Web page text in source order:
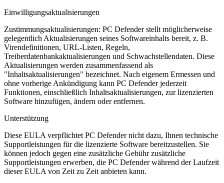
Einwilligungsaktualisierungen
Zustimmungsaktualisierungen: PC Defender stellt möglicherweise
gelegentlich Aktualisierungen seines Softwareinhalts bereit, z. B.
Virendefinitionen, URL-Listen, Regeln,
Treiberdatenbankaktualisierungen und Schwachstellendaten. Diese
Aktualisierungen werden zusammenfassend als
"Inhaltsaktualisierungen" bezeichnet. Nach eigenem Ermessen und
ohne vorherige Ankündigung kann PC Defender jederzeit
Funktionen, einschließlich Inhaltsaktualisierungen, zur lizenzierten
Software hinzufügen, ändern oder entfernen.
Unterstützung
Diese EULA verpflichtet PC Defender nicht dazu, Ihnen technische
Supportleistungen für die lizenzierte Software bereitzustellen. Sie
können jedoch gegen eine zusätzliche Gebühr zusätzliche
Supportleistungen erwerben, die PC Defender während der Laufzeit
dieser EULA von Zeit zu Zeit anbieten kann.